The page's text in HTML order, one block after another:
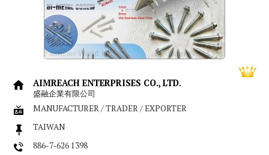
AIMREACH ENTERPRISES CO., LTD.
盛融企業有限公司
MANUFACTURER / TRADER / EXPORTER
TAIWAN
886-7-626 1398